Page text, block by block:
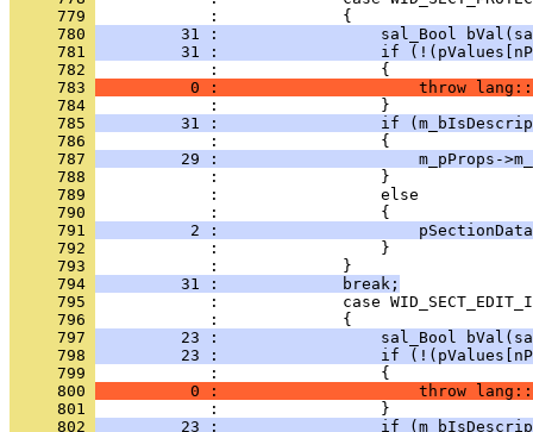
     779
     780
31 :                 sal_Bool
     781
31 :                 if
     782
     783
0 :                     throw
     784
     785
31 :                 if
     786
     787
29 :                     m_pProps-
     788
     789
     790
     791
2 :
     792
     793
     794
         31 :             break;
     795
     796
     797
23 :                 sal_Bool
     798
23 :                 if
     799
     800
0 :                     throw
     801
     802
23 :                 if